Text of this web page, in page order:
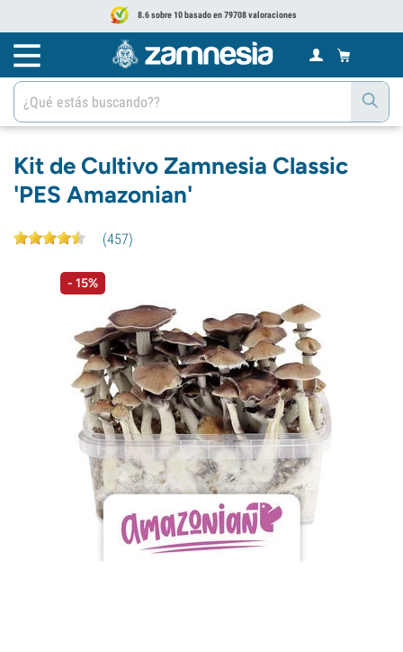
8.6 sobre 10 basado en 79708 valoraciones
Kit de Cultivo Zamnesia Classic
'PES Amazonian'
(457)
- 15%